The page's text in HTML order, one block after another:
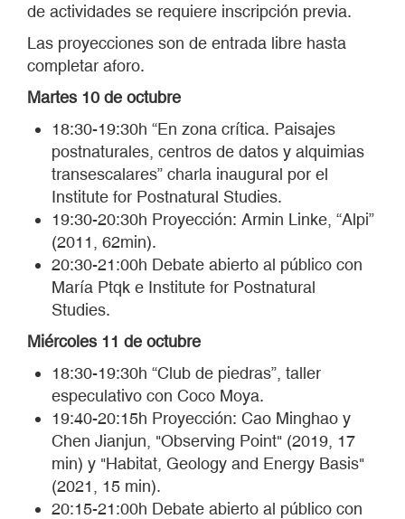
de actividades se requiere inscripción previa.
Las proyecciones son de entrada libre hasta
completar aforo.
Martes 10 de octubre
18:30-19:30h “En zona crítica. Paisajes
postnaturales, centros de datos y alquimias
transescalares” charla inaugural por el
Institute for Postnatural Studies.
19:30-20:30h Proyección: Armin Linke, “Alpi”
(2011, 62min).
20:30-21:00h Debate abierto al público con
María Ptqk e Institute for Postnatural
Studies.
Miércoles 11 de octubre
18:30-19:30h “Club de piedras”, taller
especulativo con Coco Moya.
19:40-20:15h Proyección: Cao Minghao y
Chen Jianjun, "Observing Point" (2019, 17
min) y "Habitat, Geology and Energy Basis"
(2021, 15 min).
20:15-21:00h Debate abierto al público con